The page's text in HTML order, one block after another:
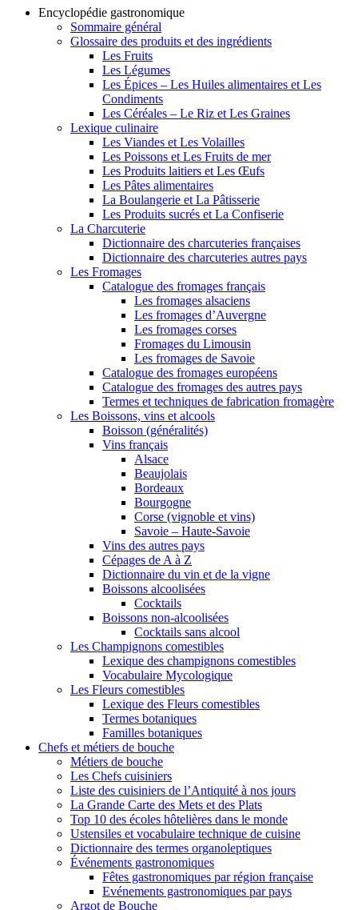
Encyclopédie gastronomique
Sommaire général
Glossaire des produits et des ingrédients
Les Fruits
Les Légumes
Les Épices – Les Huiles alimentaires et Les
Condiments
Les Céréales – Le Riz et Les Graines
Lexique culinaire
Les Viandes et Les Volailles
Les Poissons et Les Fruits de mer
Les Produits laitiers et Les Œufs
Les Pâtes alimentaires
La Boulangerie et La Pâtisserie
Les Produits sucrés et La Confiserie
La Charcuterie
Dictionnaire des charcuteries françaises
Dictionnaire des charcuteries autres pays
Les Fromages
Catalogue des fromages français
Les fromages alsaciens
Les fromages d’Auvergne
Les fromages corses
Fromages du Limousin
Les fromages de Savoie
Catalogue des fromages européens
Catalogue des fromages des autres pays
Termes et techniques de fabrication fromagère
Les Boissons, vins et alcools
Boisson (généralités)
Vins français
Alsace
Beaujolais
Bordeaux
Bourgogne
Corse (vignoble et vins)
Savoie – Haute-Savoie
Vins des autres pays
Cépages de A à Z
Dictionnaire du vin et de la vigne
Boissons alcoolisées
Cocktails
Boissons non-alcoolisées
Cocktails sans alcool
Les Champignons comestibles
Lexique des champignons comestibles
Vocabulaire Mycologique
Les Fleurs comestibles
Lexique des Fleurs comestibles
Termes botaniques
Familles botaniques
Chefs et métiers de bouche
Métiers de bouche
Les Chefs cuisiniers
Liste des cuisiniers de l’Antiquité à nos jours
La Grande Carte des Mets et des Plats
Top 10 des écoles hôtelières dans le monde
Ustensiles et vocabulaire technique de cuisine
Dictionnaire des termes organoleptiques
Événements gastronomiques
Fêtes gastronomiques par région française
Evénements gastronomiques par pays
Argot de Bouche